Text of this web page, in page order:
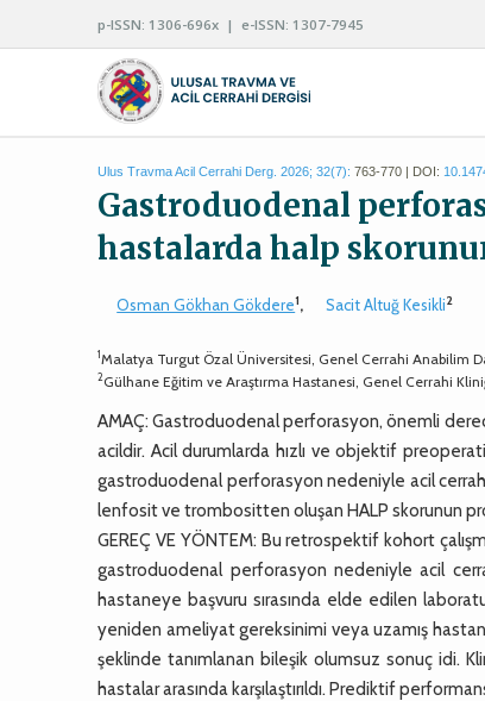
p-ISSN: 1306-696x | e-ISSN: 1307-7945
Ulus Travma Acil Cerrahi Derg. 2026; 32(7): 763-770 | DOI:
Gastroduodenal
hastalarda halp
Osman Gökhan Gökdere1, Sacit Altuğ Kesikli2
1Malatya Turgut Özal Üniversitesi, Genel Cerrahi Anabilim
2Gülhane Eğitim ve Araştırma Hastanesi, Genel Cerrahi
AMAÇ: Gastroduodenal perforasyon, önemli
acildir. Acil durumlarda hızlı ve objektif
gastroduodenal perforasyon nedeniyle acil
lenfosit ve trombositten oluşan HALP skorunun
GEREÇ VE YÖNTEM: Bu retrospektif kohort
gastroduodenal perforasyon nedeniyle acil
hastaneye başvuru sırasında elde edilen
yeniden ameliyat gereksinimi veya uzamış
şeklinde tanımlanan bileşik olumsuz sonuç idi.
hastalar arasında karşılaştırıldı. Prediktif